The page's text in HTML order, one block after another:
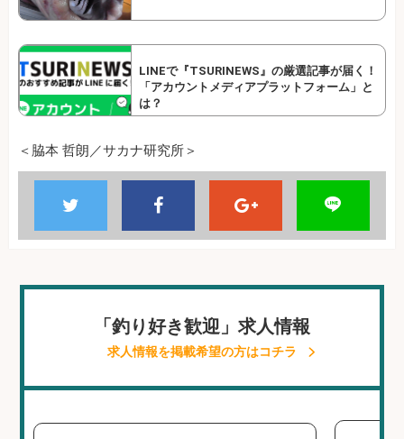
LINEで『TSURINEWS』の厳選記事が届く！
「アカウントメディアプラットフォーム」と
は？
＜脇本 哲朗／サカナ研究所＞
「釣り好き歓迎」求人情報
求人情報を掲載希望の方はコチラ